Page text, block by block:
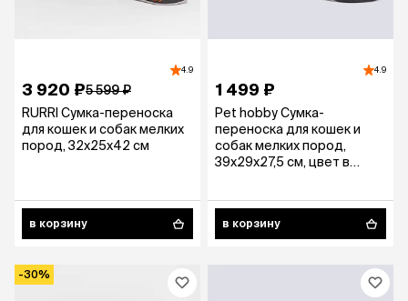
4.9
3 920 ₽5 599 ₽
RURRI Сумка-переноска
для кошек и собак мелких
пород, 32х25х42 см
в корзину
4.9
1 499 ₽
Pet hobby Сумка-
переноска для кошек и
собак мелких пород,
39х29х27,5 см, цвет в
в корзину
-30%